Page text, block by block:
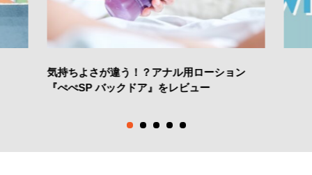
気持ちよさが違う！？アナル用ローション
『ぺぺSP バックドア』をレビュー